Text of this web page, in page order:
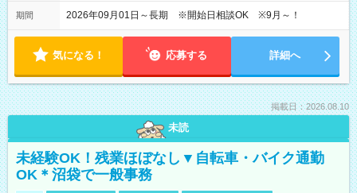
期間 2026年09月01日～長期 ※開始日相談OK ※9月～！
気になる！ 応募する 詳細へ
掲載日：2026.08.10
未読
未経験OK！残業ほぼなし▼自転車・バイク通勤
OK＊沼袋で一般事務